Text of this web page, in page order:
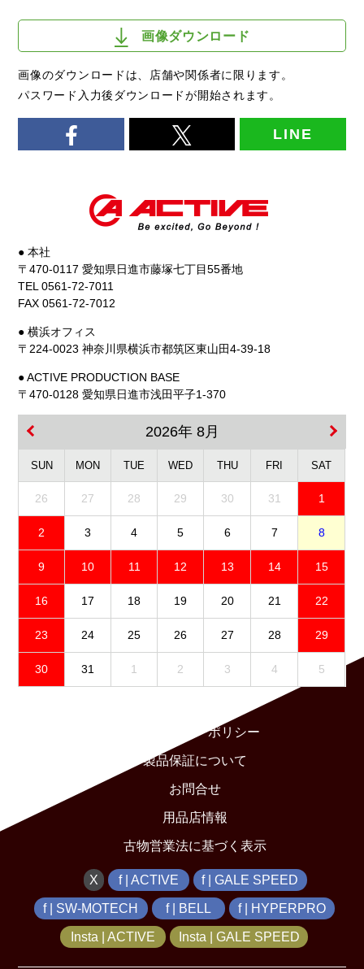
画像ダウンロード
画像のダウンロードは、店舗や関係者に限ります。
パスワード入力後ダウンロードが開始されます。
LINE
● 本社
〒470-0117 愛知県日進市藤塚七丁目55番地
TEL 0561-72-7011
FAX 0561-72-7012
● 横浜オフィス
〒224-0023 神奈川県横浜市都筑区東山田4-39-18
● ACTIVE PRODUCTION BASE
〒470-0128 愛知県日進市浅田平子1-370
2026年 8月
SUN MON TUE WED THU FRI SAT
26 27 28 29 30 31 1
2 3 4 5 6 7 8
9 10 11 12 13 14 15
16 17 18 19 20 21 22
23 24 25 26 27 28 29
30 31 1 2 3 4 5
プライバシーポリシー
製品保証について
お問合せ
用品店情報
古物営業法に基づく表示
X f | ACTIVE f | GALE SPEED
f | SW-MOTECH f | BELL f | HYPERPRO
Insta | ACTIVE Insta | GALE SPEED